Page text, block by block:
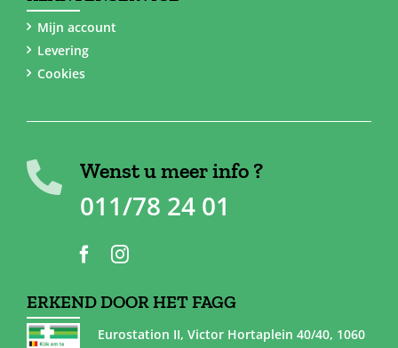
Mijn account
Levering
Cookies
Wenst u meer info ?
011/78 24 01
ERKEND DOOR HET FAGG
Eurostation II, Victor Hortaplein 40/40, 1060